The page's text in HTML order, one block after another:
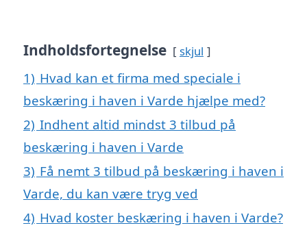
Indholdsfortegnelse skjul
1) Hvad kan et firma med speciale i
beskæring i haven i Varde hjælpe med?
2) Indhent altid mindst 3 tilbud på
beskæring i haven i Varde
3) Få nemt 3 tilbud på beskæring i haven i
Varde, du kan være tryg ved
4) Hvad koster beskæring i haven i Varde?